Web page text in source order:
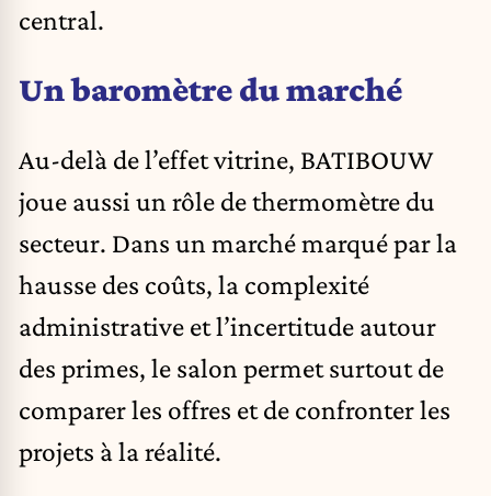
central.
Un baromètre du marché
Au-delà de l’effet vitrine, BATIBOUW
joue aussi un rôle de thermomètre du
secteur. Dans un marché marqué par la
hausse des coûts, la complexité
administrative et l’incertitude autour
des primes, le salon permet surtout de
comparer les offres et de confronter les
projets à la réalité.